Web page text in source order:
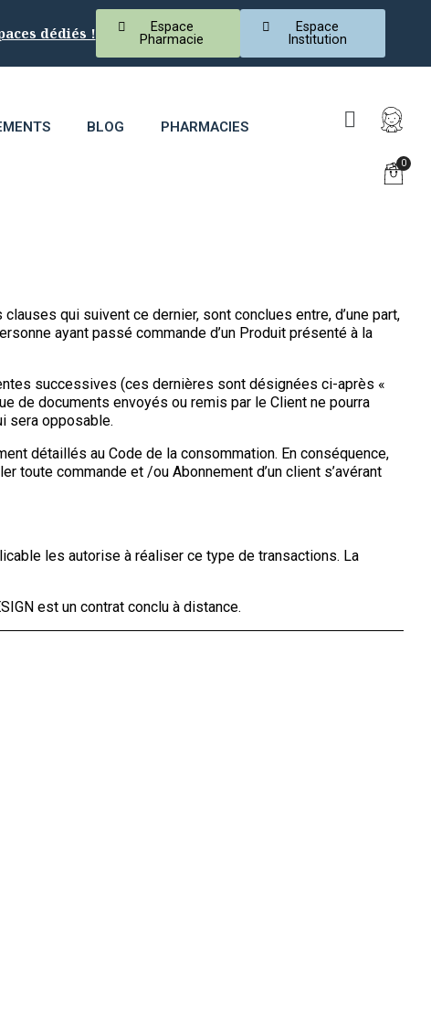
dédiés !
Espace
Pharmacie
Espace
Institution
BLOG PHARMACIES
qui suivent ce dernier, sont conclues entre, d’une part,
ayant passé commande d’un Produit présenté à la
successives (ces dernières sont désignées ci-après «
de documents envoyés ou remis par le Client ne pourra
sera opposable.
détaillés au Code de la consommation. En conséquence,
toute commande et /ou Abonnement d’un client s’avérant
les autorise à réaliser ce type de transactions. La
est un contrat conclu à distance.